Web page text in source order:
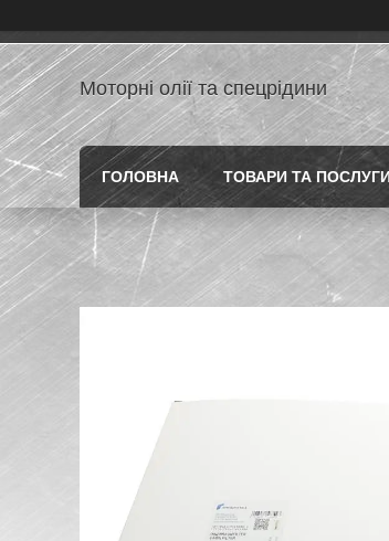
Моторні олії та спецрідини
ГОЛОВНА ТОВАРИ ТА